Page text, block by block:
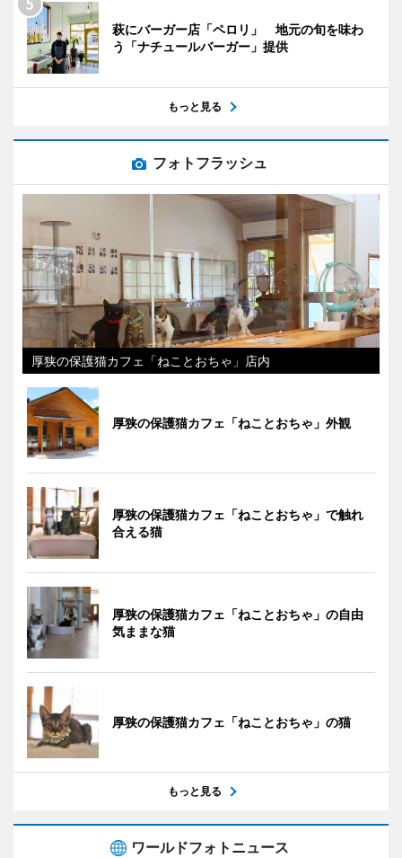
萩にバーガー店「ペロリ」 地元の旬を味わ
う「ナチュールバーガー」提供
もっと見る
フォトフラッシュ
厚狭の保護猫カフェ「ねことおちゃ」店内
厚狭の保護猫カフェ「ねことおちゃ」外観
厚狭の保護猫カフェ「ねことおちゃ」で触れ
合える猫
厚狭の保護猫カフェ「ねことおちゃ」の自由
気ままな猫
厚狭の保護猫カフェ「ねことおちゃ」の猫
もっと見る
ワールドフォトニュース